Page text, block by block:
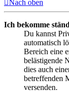
Nach oben
Ich bekomme
Du kannst
automatisch
Bereich eine
belästigende
dies auch
betreffenden
versenden.